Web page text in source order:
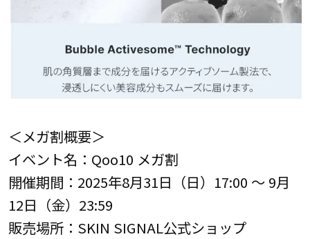
＜メガ割概要＞
イベント名：Qoo10 メガ割
開催期間：2025年8月31日（日）17:00 ～ 9月
12日（金）23:59
販売場所：SKIN SIGNAL公式ショップ